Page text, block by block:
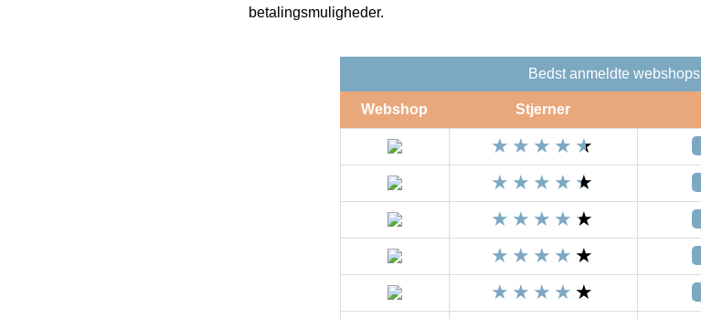
betalingsmuligheder.
Bedst anmeldte webshops
Webshop Stjerner